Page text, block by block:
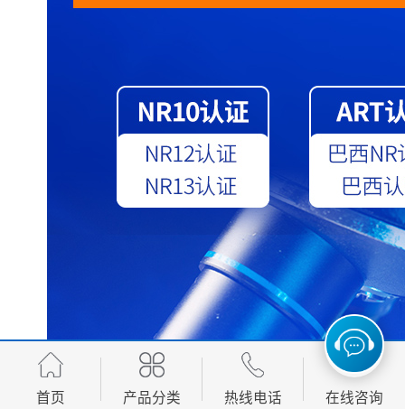
首页 产品分类 热线电话 在线咨询